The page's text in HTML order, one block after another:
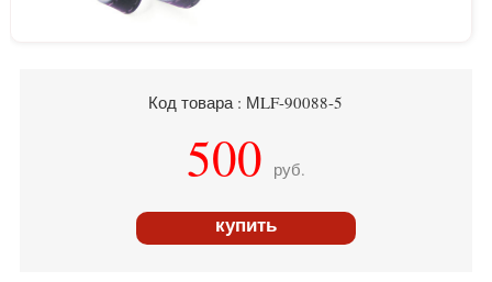
Код товара : МLF-90088-5
500 руб.
купить